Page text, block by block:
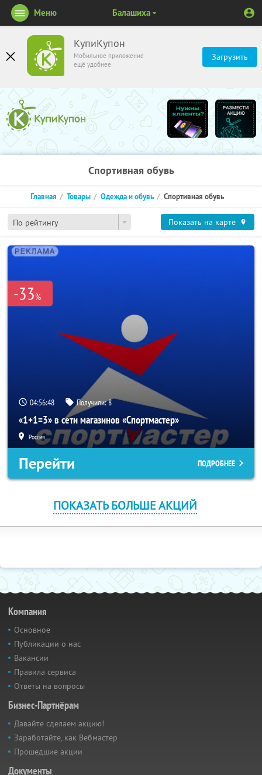
КупиКупон
Мобильное приложение
ещё удобнее
Загрузить
Меню Балашиха
Спортивная обувь
По рейтингу
Главная Товары Одежда и обувь Спортивная обувь
Показать на карте
-33%
04:56:47 Получили:8
«1+1=3» в сети магазинов «Спортмастер»
Россия
Перейти ПОДРОБНЕЕ
ПОКАЗАТЬ БОЛЬШЕ АКЦИЙ
Компания
Основное
Публикации о нас
Вакансии
Правила сервиса
Ответы на вопросы
Бизнес-Партнёрам
Давайте сделаем акцию!
Заработайте, как Вебмастер
Прошедшие акции
Документы